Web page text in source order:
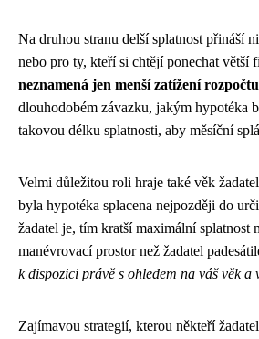
Na druhou stranu delší splatnost přináší
nebo pro ty, kteří si chtějí ponechat
neznamená jen menší zatížení
dlouhodobém závazku, jakým hypotéka
takovou délku splatnosti, aby měsíční
Velmi důležitou roli hraje také věk
byla hypotéka splacena nejpozději do
žadatel je, tím kratší maximální splatnost
manévrovací prostor než žadatel
k dispozici právě s ohledem na váš věk a
Zajímavou strategií, kterou někteří